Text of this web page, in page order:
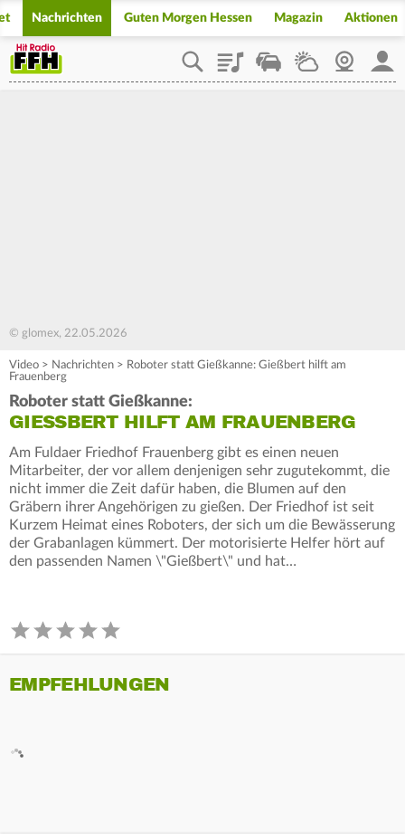
Nachrichten Guten Morgen Hessen Magazin Aktionen
PlaylistStaupilotWetterWebcam
© glomex, 22.05.2026
Video > Nachrichten > Roboter statt Gießkanne: Gießbert hilft am
Frauenberg
Roboter statt Gießkanne:
GIESSBERT HILFT AM FRAUENBERG
Am Fuldaer Friedhof Frauenberg gibt es einen neuen
Mitarbeiter, der vor allem denjenigen sehr zugutekommt, die
nicht immer die Zeit dafür haben, die Blumen auf den
Gräbern ihrer Angehörigen zu gießen. Der Friedhof ist seit
Kurzem Heimat eines Roboters, der sich um die Bewässerung
der Grabanlagen kümmert. Der motorisierte Helfer hört auf
den passenden Namen \"Gießbert\" und hat…
EMPFEHLUNGEN